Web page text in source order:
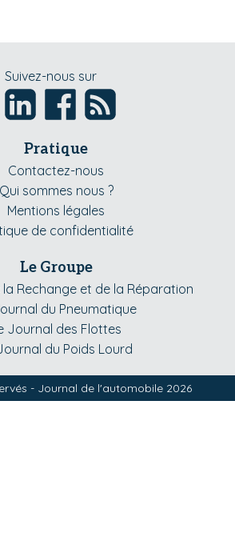
Suivez-nous sur
Pratique
Contactez-nous
Qui sommes nous ?
Mentions légales
de confidentialité
Le Groupe
Rechange et de la Réparation
du Pneumatique
Journal des Flottes
du Poids Lourd
- Journal de l'automobile 2026